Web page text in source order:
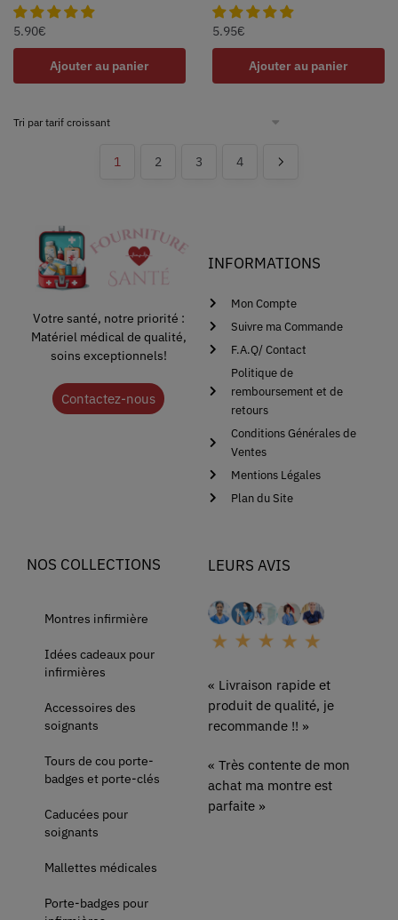
5.90€
Ajouter au panier
5.95€
Ajouter au panier
1 2 3 4
Votre santé, notre priorité :
Matériel médical de qualité,
soins exceptionnels!
Contactez-nous
INFORMATIONS
Mon Compte
Suivre ma Commande
F.A.Q/ Contact
Politique de
remboursement et de
retours
Conditions Générales de
Ventes
Mentions Légales
Plan du Site
NOS COLLECTIONS
Montres infirmière
Idées cadeaux pour
infirmières
Accessoires des
soignants
Tours de cou porte-
badges et porte-clés
Caducées pour
soignants
Mallettes médicales
Porte-badges pour
LEURS AVIS
« Livraison rapide et
produit de qualité, je
recommande !! »
« Très contente de mon
achat ma montre est
parfaite »